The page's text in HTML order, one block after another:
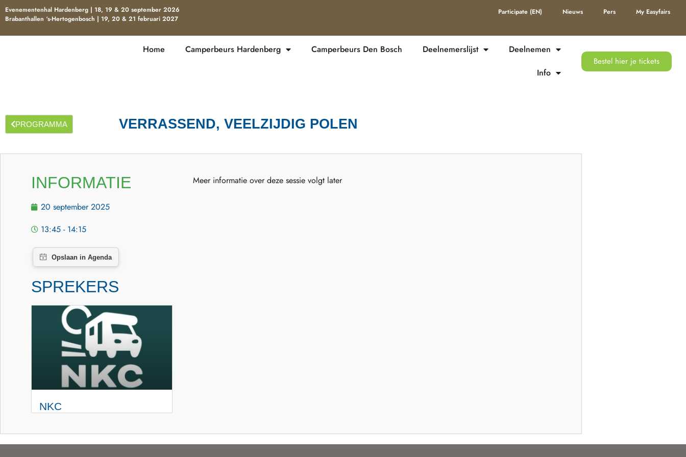
Evenementenhal Hardenberg | 18, 19 & 20 september 2026
Brabanthallen ‘s-Hertogenbosch | 19, 20 & 21 februari 2027
Participate (EN) Nieuws Pers My Easyfairs
Home Camperbeurs Hardenberg Camperbeurs Den Bosch Deelnemerslijst
Deelnemen
Info
Bestel hier je tickets
PROGRAMMA VERRASSEND, VEELZIJDIG POLEN
INFORMATIE
20 september 2025
13:45 - 14:15
SPREKERS
NKC
Meer informatie over deze sessie volgt later